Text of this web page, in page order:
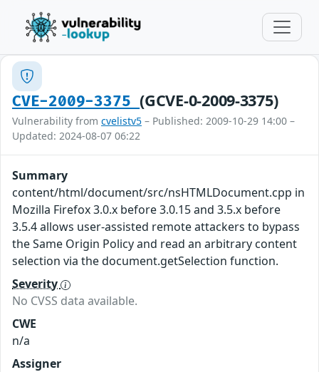
CVE-2009-3375(GCVE-0-2009-3375)
Vulnerability from cvelistv5 – Published: 2009-10-29 14:00 –
Updated: 2024-08-07 06:22
Summary
content/html/document/src/nsHTMLDocument.cpp in
Mozilla Firefox 3.0.x before 3.0.15 and 3.5.x before
3.5.4 allows user-assisted remote attackers to bypass
the Same Origin Policy and read an arbitrary content
selection via the document.getSelection function.
Severity
No CVSS data available.
CWE
n/a
Assigner